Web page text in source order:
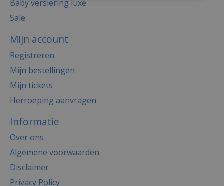
Baby versiering luxe
Sale
Mijn account
Registreren
Mijn bestellingen
Mijn tickets
Herroeping aanvragen
Informatie
Over ons
Algemene voorwaarden
Disclaimer
Privacy Policy